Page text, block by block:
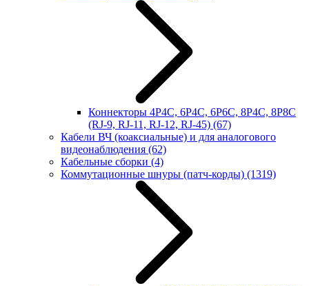
Коннекторы 4P4C, 6P4C, 6P6C, 8P4C, 8P8C
(RJ-9, RJ-11, RJ-12, RJ-45) (67)
Кабели ВЧ (коаксиальные) и для аналогового
видеонаблюдения (62)
Кабельные сборки (4)
Коммутационные шнуры (патч-корды) (1319)